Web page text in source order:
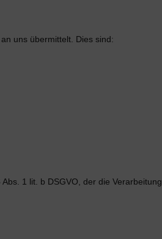
uns übermittelt. Dies sind:
1 lit. b DSGVO, der die Verarbeitung